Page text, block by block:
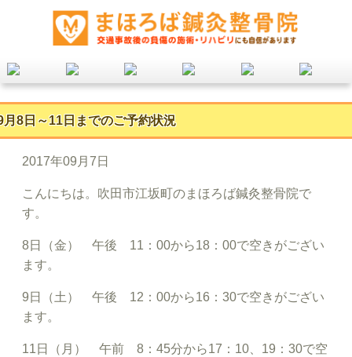
月8日～11日までのご予約状況
2017年09月7日
こんにちは。吹田市江坂町のまほろば鍼灸整骨院で
す。
8日（金） 午後 11：00から18：00で空きがござい
ます。
9日（土） 午後 12：00から16：30で空きがござい
ます。
11日（月） 午前 8：45分から17：10、19：30で空